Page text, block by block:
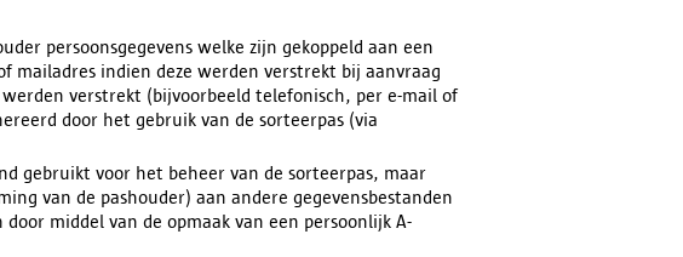
persoonsgegevens welke zijn gekoppeld aan een
indien deze werden verstrekt bij aanvraag
verstrekt (bijvoorbeeld telefonisch, per e-mail of
door het gebruik van de sorteerpas (via
gebruikt voor het beheer van de sorteerpas, maar
van de pashouder) aan andere gegevensbestanden
middel van de opmaak van een persoonlijk A-